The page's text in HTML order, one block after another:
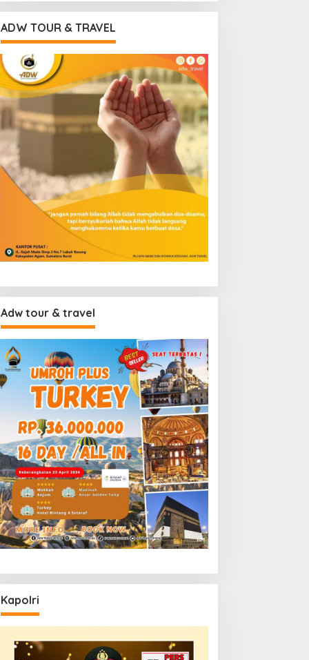
ADW TOUR & TRAVEL
Adw tour & travel
Kapolri